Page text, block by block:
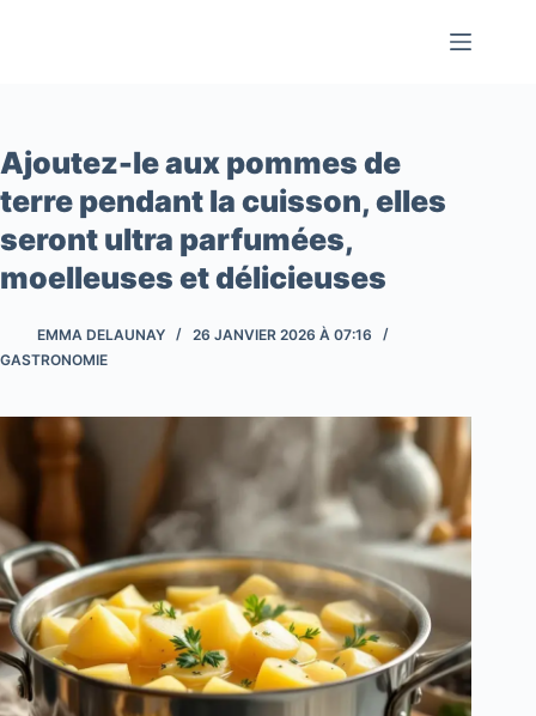
Ajoutez-le aux pommes de
terre pendant la cuisson, elles
seront ultra parfumées,
moelleuses et délicieuses
EMMA DELAUNAY
26 JANVIER 2026 À 07:16
GASTRONOMIE